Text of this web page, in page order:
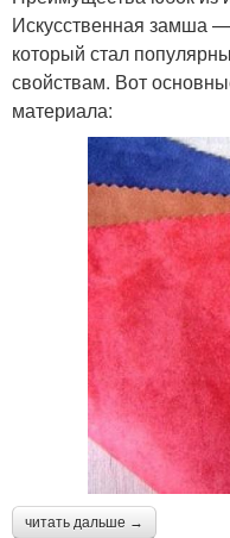
Искусственная замша
который стал
свойствам. Вот
материала:
читать дальше →